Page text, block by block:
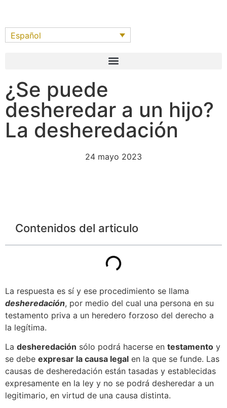
Español
¿Se puede
desheredar a un hijo?
La desheredación
24 mayo 2023
Contenidos del articulo
La respuesta es sí y ese procedimiento se llama
desheredación, por medio del cual una persona en su
testamento priva a un heredero forzoso del derecho a
la legítima.
La desheredación sólo podrá hacerse en testamento y
se debe expresar la causa legal en la que se funde. Las
causas de desheredación están tasadas y establecidas
expresamente en la ley y no se podrá desheredar a un
legitimario, en virtud de una causa distinta.